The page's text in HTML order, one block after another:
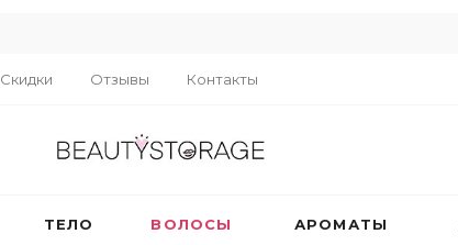
Скидки Отзывы Контакты
ТЕЛО ВОЛОСЫ АРОМАТЫ